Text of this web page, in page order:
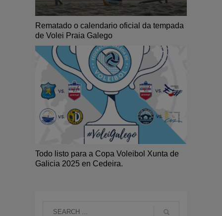
Rematado o calendario oficial da tempada
de Volei Praia Galego
Todo listo para a Copa Voleibol Xunta de
Galicia 2025 en Cedeira.